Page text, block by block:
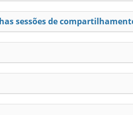
sessões de